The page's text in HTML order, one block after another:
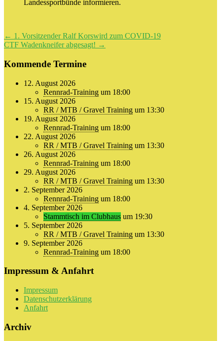
Landessportbünde informieren.
Beitragsnavigation
← 1. Vorsitzender Ralf Korswird zum COVID-19
CTF Wadenkneifer abgesagt! →
Kommende Termine
12. August 2026
Rennrad-Training um 18:00
15. August 2026
RR / MTB / Gravel Training um 13:30
19. August 2026
Rennrad-Training um 18:00
22. August 2026
RR / MTB / Gravel Training um 13:30
26. August 2026
Rennrad-Training um 18:00
29. August 2026
RR / MTB / Gravel Training um 13:30
2. September 2026
Rennrad-Training um 18:00
4. September 2026
Stammtisch im Clubhaus um 19:30
5. September 2026
RR / MTB / Gravel Training um 13:30
9. September 2026
Rennrad-Training um 18:00
Impressum & Anfahrt
Impressum
Datenschutzerklärung
Anfahrt
Archiv